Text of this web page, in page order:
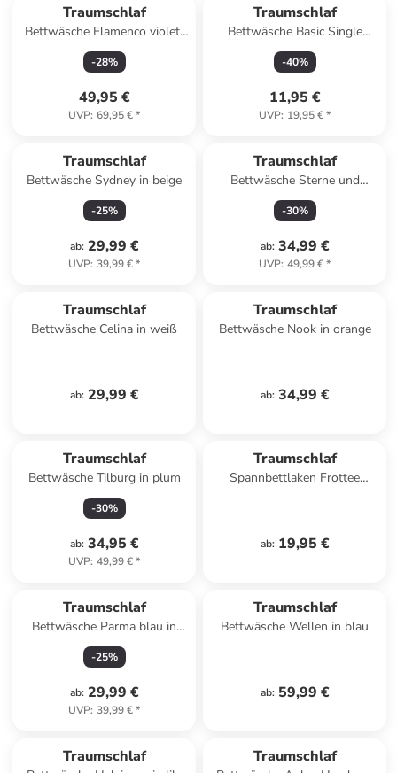
Traumschlaf
Bettwäsche Flamenco violett
in violett
-28%
49,95 €
UVP: 69,95 €*
Traumschlaf
Bettwäsche Basic Single
Jersey Kissenbezug in blau
-40%
11,95 €
UVP: 19,95 €*
Traumschlaf
Bettwäsche Sydney in beige
-25%
ab: 29,99 €
UVP: 39,99 €*
Traumschlaf
Bettwäsche Sterne und
Schneeflocken in rot
-30%
ab: 34,99 €
UVP: 49,99 €*
Traumschlaf
Bettwäsche Celina in weiß
ab: 29,99 €
Traumschlaf
Bettwäsche Nook in orange
ab: 34,99 €
Traumschlaf
Bettwäsche Tilburg in plum
-30%
ab: 34,95 €
UVP: 49,99 €*
Traumschlaf
Spannbettlaken Frottee
ab: 19,95 €
Traumschlaf
Bettwäsche Parma blau in
blau
-25%
ab: 29,99 €
UVP: 39,99 €*
Traumschlaf
Bettwäsche Wellen in blau
ab: 59,99 €
Traumschlaf Traumschlaf